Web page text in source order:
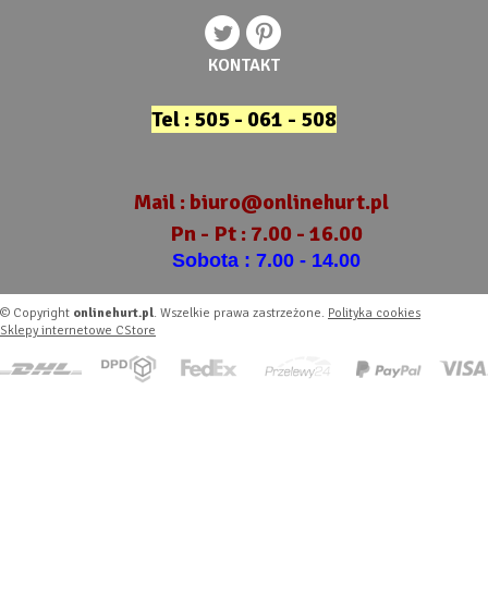
KONTAKT
Tel : 505 - 061 - 508
Mail : biuro@onlinehurt.pl
Pn - Pt : 7.00 - 16.00
Sobota : 7.00 - 14.00
© Copyright onlinehurt.pl. Wszelkie prawa zastrzeżone. Polityka cookies
Sklepy internetowe CStore